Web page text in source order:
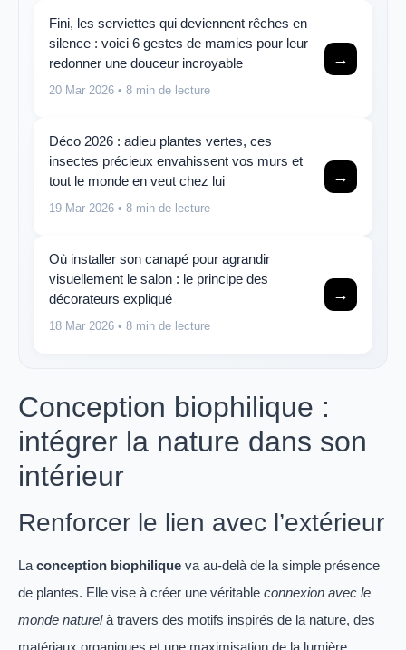
Fini, les serviettes qui deviennent rêches en
silence : voici 6 gestes de mamies pour leur
redonner une douceur incroyable
20 Mar 2026 • 8 min de lecture
→
Déco 2026 : adieu plantes vertes, ces
insectes précieux envahissent vos murs et
tout le monde en veut chez lui
19 Mar 2026 • 8 min de lecture
→
Où installer son canapé pour agrandir
visuellement le salon : le principe des
décorateurs expliqué
18 Mar 2026 • 8 min de lecture
→
Conception biophilique :
intégrer la nature dans son
intérieur
Renforcer le lien avec l’extérieur
La conception biophilique va au-delà de la simple présence
de plantes. Elle vise à créer une véritable connexion avec le
monde naturelà travers des motifs inspirés de la nature, des
matériaux organiques et une maximisation de la lumière